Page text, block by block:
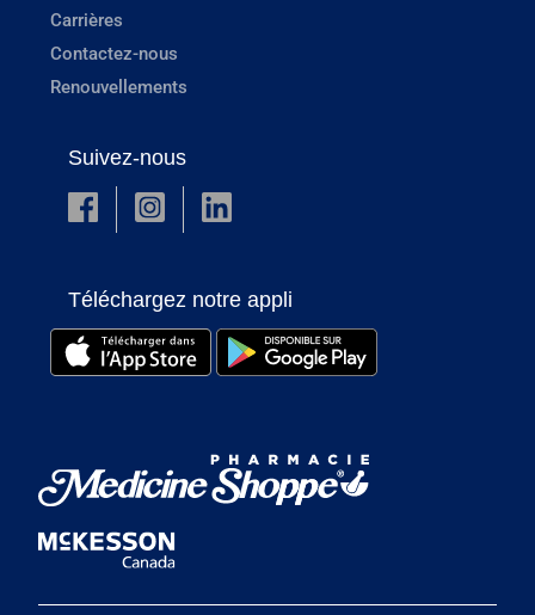
Carrières
Contactez-nous
Renouvellements
Suivez-nous
Téléchargez notre appli